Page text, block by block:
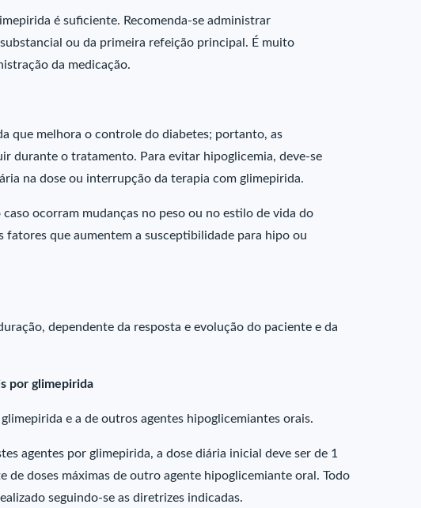
é suficiente. Recomenda-se administrar
ou da primeira refeição principal. É muito
da medicação.
que melhora o controle do diabetes; portanto, as
durante o tratamento. Para evitar hipoglicemia, deve-se
na dose ou interrupção da terapia com glimepirida.
ocorram mudanças no peso ou no estilo de vida do
que aumentem a susceptibilidade para hipo ou
dependente da resposta e evolução do paciente e da
por glimepirida
e a de outros agentes hipoglicemiantes orais.
agentes por glimepirida, a dose diária inicial deve ser de 1
de doses máximas de outro agente hipoglicemiante oral. Todo
seguindo-se as diretrizes indicadas.